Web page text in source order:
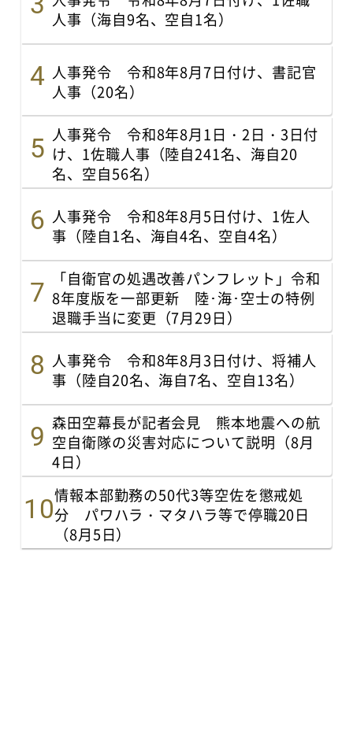
人事（海自9名、空自1名）
人事発令 令和8年8月7日付け、書記官
人事（20名）
人事発令 令和8年8月1日・2日・3日付
け、1佐職人事（陸自241名、海自20
名、空自56名）
人事発令 令和8年8月5日付け、1佐人
事（陸自1名、海自4名、空自4名）
「自衛官の処遇改善パンフレット」令和
8年度版を一部更新 陸･海･空士の特例
退職手当に変更（7月29日）
人事発令 令和8年8月3日付け、将補人
事（陸自20名、海自7名、空自13名）
森田空幕長が記者会見 熊本地震への航
空自衛隊の災害対応について説明（8月
4日）
情報本部勤務の50代3等空佐を懲戒処
分 パワハラ・マタハラ等で停職20日
（8月5日）